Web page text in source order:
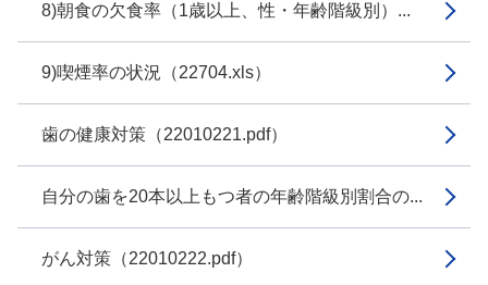
8)朝食の欠食率（1歳以上、性・年齢階級別）...
9)喫煙率の状況（22704.xls）
歯の健康対策（22010221.pdf）
自分の歯を20本以上もつ者の年齢階級別割合の...
がん対策（22010222.pdf）